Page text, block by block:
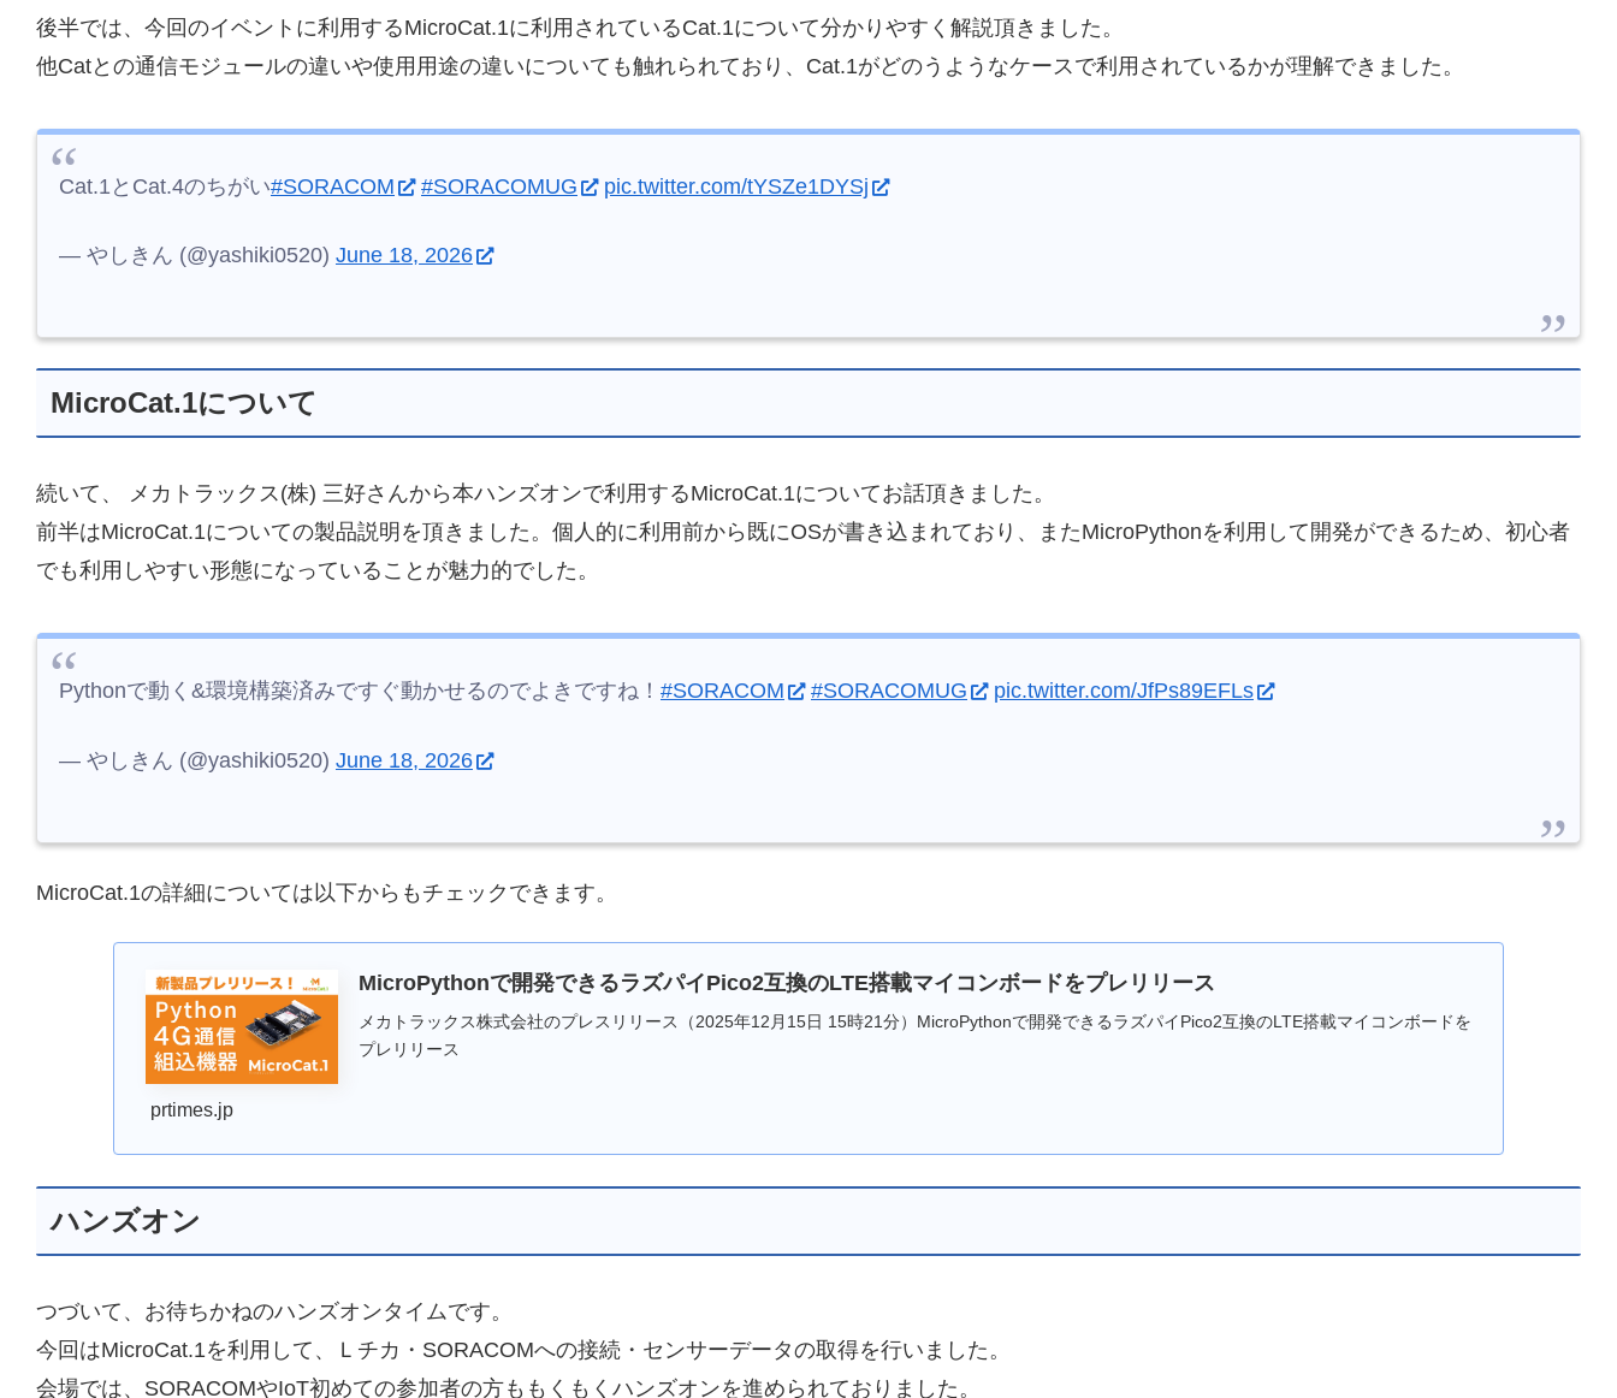
後半では、今回のイベントに利用するMicroCat.1に利用されているCat.1について分かりやすく解説頂きました。
他Catとの通信モジュールの違いや使用用途の違いについても触れられており、Cat.1がどのうようなケースで利用されているかが理解できました。
Cat.1とCat.4のちがい#SORACOM #SORACOMUG pic.twitter.com/tYSZe1DYSj
— やしきん (@yashiki0520) June 18, 2026
MicroCat.1について
続いて、 メカトラックス(株) 三好さんから本ハンズオンで利用するMicroCat.1についてお話頂きました。
前半はMicroCat.1についての製品説明を頂きました。個人的に利用前から既にOSが書き込まれており、またMicroPythonを利用して開発ができるため、初心者
でも利用しやすい形態になっていることが魅力的でした。
Pythonで動く&環境構築済みですぐ動かせるのでよきですね！ #SORACOM #SORACOMUG pic.twitter.com/JfPs89EFLs
— やしきん (@yashiki0520) June 18, 2026
MicroCat.1の詳細については以下からもチェックできます。
MicroPythonで開発できるラズパイPico2互換のLTE搭載マイコンボードをプレリリース
メカトラックス株式会社のプレスリリース（2025年12月15日 15時21分）MicroPythonで開発できるラズパイPico2互換のLTE搭載マイコンボードを
プレリリース
prtimes.jp
ハンズオン
つづいて、お待ちかねのハンズオンタイムです。
今回はMicroCat.1を利用して、Ｌチカ・SORACOMへの接続・センサーデータの取得を行いました。
会場では、SORACOMやIoT初めての参加者の方ももくもくハンズオンを進められておりました。